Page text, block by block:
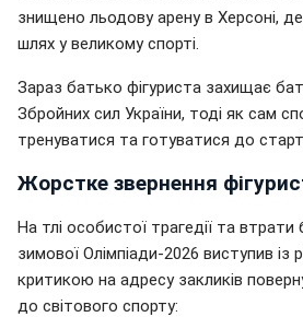
знищено льодову арену в Херсоні,
шлях у великому спорті.
Зараз батько фігуриста захищає
Збройних сил України, тоді як сам
тренуватися та готуватися до
Жорстке звернення
На тлі особистої трагедії та втрати
зимової Олімпіади-2026 виступив
критикою на адресу закликів
до світового спорту: